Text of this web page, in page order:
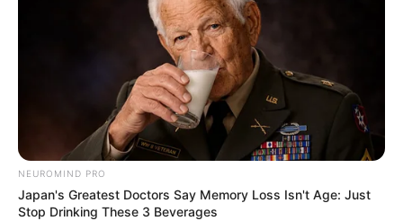
NEUROMIND PRO
Japan's Greatest Doctors Say Memory Loss Isn't Age: Just
Stop Drinking These 3 Beverages